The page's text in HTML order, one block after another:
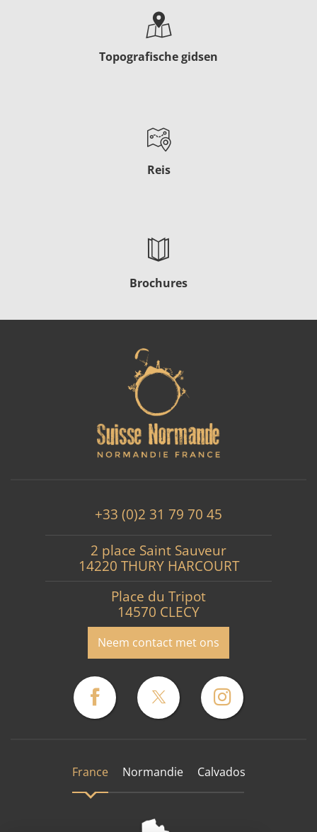
Topografische gidsen
Reis
Brochures
+33 (0)2 31 79 70 45
2 place Saint Sauveur
14220 THURY HARCOURT
Place du Tripot
14570 CLECY
Neem contact met ons
France Normandie Calvados